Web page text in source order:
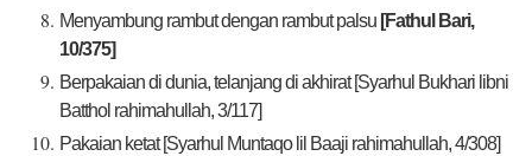
Menyambung rambut dengan rambut palsu [Fathul Bari,
10/375]
Berpakaian di dunia, telanjang di akhirat[Syarhul Bukhari libni
Batthol rahimahullah, 3/117]
Pakaian ketat[Syarhul Muntaqo lil Baaji rahimahullah, 4/308]